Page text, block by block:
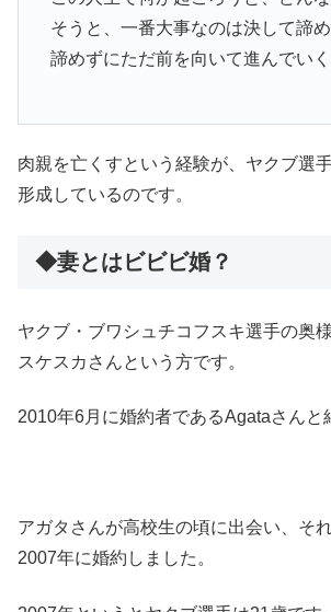
そうと、一番大事なのは決して諦め
諦めずにただ前を向いて進んでい
肉親を亡くすという経験が、ヤクブ選
形成しているのです。
◆妻とはビビビ婚？
ヤクブ・ブワシュチコフスキ選手の奥様
スケスカさんという方です。
2010年6月に婚約者であるAgataさんと
アガタさんが高校生の頃に出会い、そ
2007年に婚約しました。